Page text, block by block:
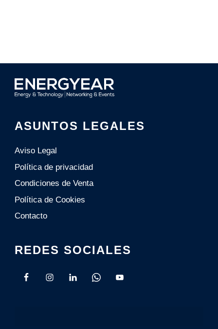
ASUNTOS LEGALES
Aviso Legal
Política de privacidad
Condiciones de Venta
Polí­tica de Cookies
Contacto
REDES SOCIALES